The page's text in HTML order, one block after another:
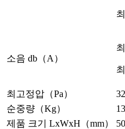
소음 db（A）
최고정압（Pa）
순중량（Kg）
제품 크기 LxWxH（mm）